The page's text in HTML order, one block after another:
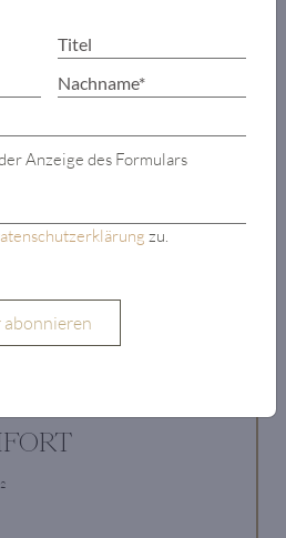
2
Anzeige des Formulars
zu.